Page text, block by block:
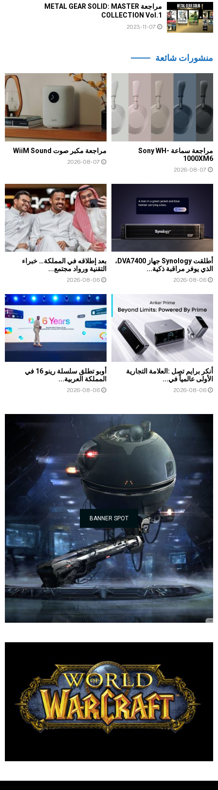
مراجعة METAL GEAR SOLID: MASTER
COLLECTION Vol.1
2023-11-07
منشورات شائعة
مراجعة سماعة Sony WH-
1000XM6
2026-08-07
مراجعة مكبر صوت WiiM Sound
2026-08-07
أطلقت Synology جهاز DVA7400،
الذي يوفر مراقبة ذكية...
2026-08-06
بعد إطلاقه في المملكة… خبراء
التقنية ورواد مجتمع...
2026-08-06
أنكر برايم تصل :العلامة التجارية
الأولى عالمياً في...
2026-08-06
أوبو تطلق سلسلة رينو 16 في
المملكة العربية...
2026-08-06
BANNER SPOT